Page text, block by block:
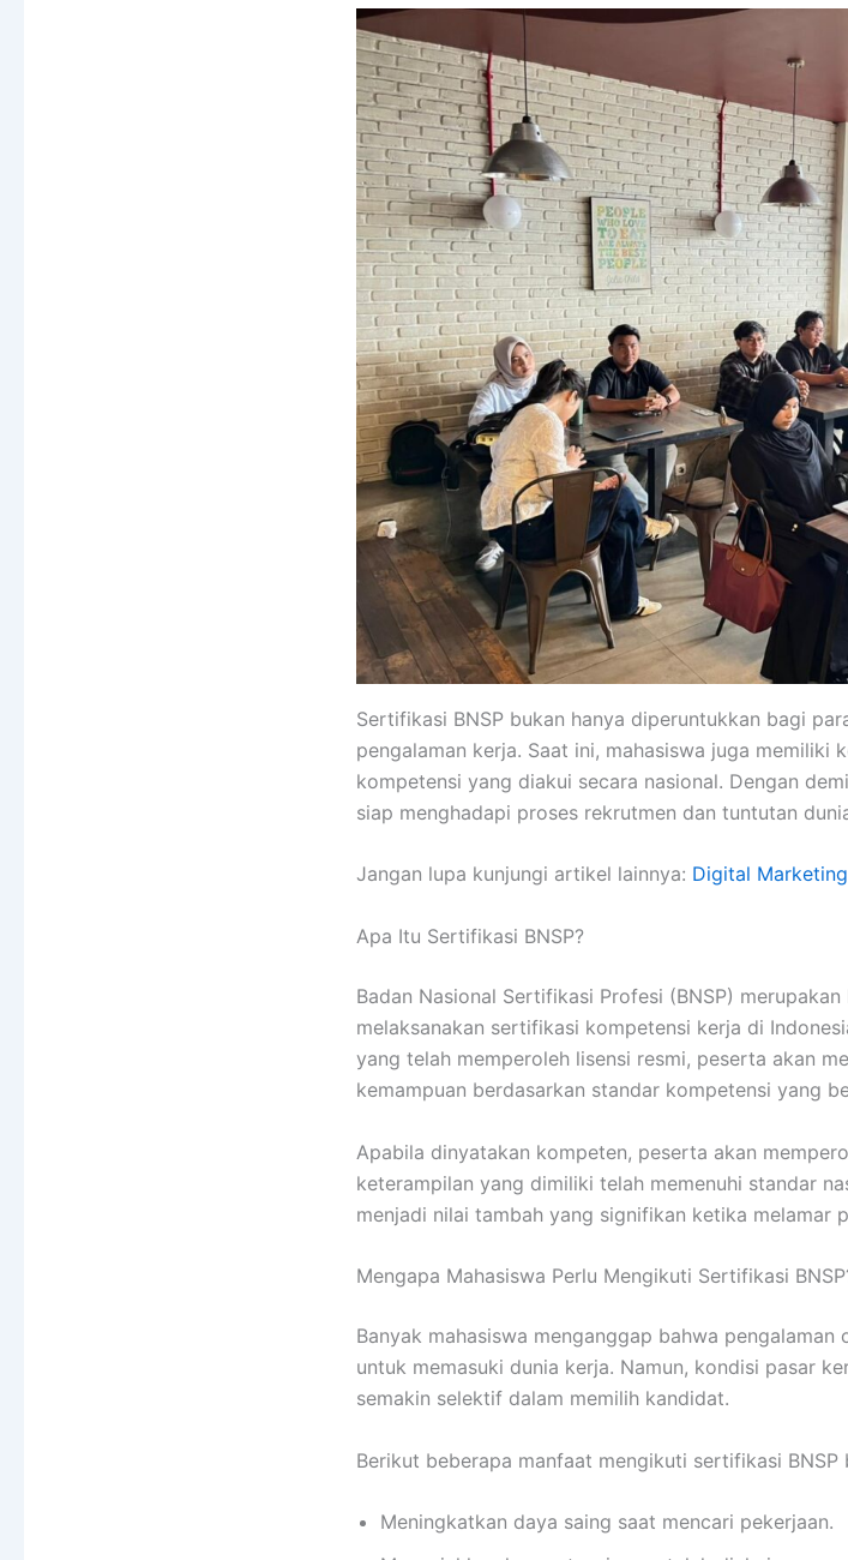
Sertifikasi BNSP bukan hanya diperuntukkan bagi
pengalaman kerja. Saat ini, mahasiswa juga
kompetensi yang diakui secara nasional. Dengan
siap menghadapi proses rekrutmen dan tuntutan
Jangan lupa kunjungi artikel lainnya: Digital Marketing
Apa Itu Sertifikasi BNSP?
Badan Nasional Sertifikasi Profesi (BNSP)
melaksanakan sertifikasi kompetensi kerja di
yang telah memperoleh lisensi resmi, peserta akan
kemampuan berdasarkan standar kompetensi yang
Apabila dinyatakan kompeten, peserta akan
keterampilan yang dimiliki telah memenuhi standar
menjadi nilai tambah yang signifikan ketika melamar
Mengapa Mahasiswa Perlu Mengikuti Sertifikasi
Banyak mahasiswa menganggap bahwa
untuk memasuki dunia kerja. Namun, kondisi pasar
semakin selektif dalam memilih kandidat.
Berikut beberapa manfaat mengikuti sertifikasi BNSP
Meningkatkan daya saing saat mencari pekerjaan.